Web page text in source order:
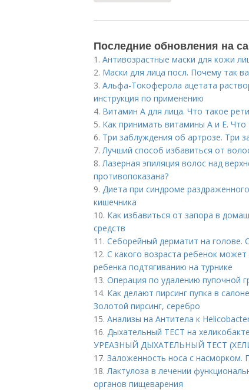
Последние обновления на
1. Антивозрастные маски для кожи
2. Маски для лица посл. Почему так
3. Альфа-Токоферола ацетата
инструкция по применению
4. Витамин A для лица. Что такое
5. Как принимать витамины А и Е.
6. Три заблуждения об артрозе. Три
7.Лучший способ избавиться от
8.Лазерная эпиляция волос над
противопоказана?
9. Диета при синдроме
кишечника
10. Как избавиться от запора в
средств
11. Себорейный дерматит на голове.
12. С какого возраста ребенок
ребенка подтягиванию на турнике
13. Операция по удалению пупочной
14. Как делают пирсинг пупка в
Золотой пирсинг, серебро
15. Анализы на Антитела к
16. Дыхательный ТЕСТ на
УРЕАЗНЫЙ ДЫХАТЕЛЬНЫЙ ТЕСТ
17. Заложенность носа с насморком.
18.Лактулоза в лечении
органов пищеварения